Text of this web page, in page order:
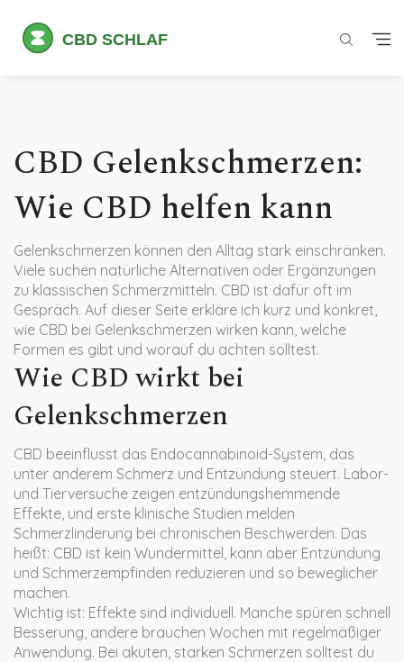
CBD Gelenkschmerzen:
Wie CBD helfen kann
Gelenkschmerzen können den Alltag stark einschränken.
Viele suchen natürliche Alternativen oder Ergänzungen
zu klassischen Schmerzmitteln. CBD ist dafür oft im
Gespräch. Auf dieser Seite erkläre ich kurz und konkret,
wie CBD bei Gelenkschmerzen wirken kann, welche
Formen es gibt und worauf du achten solltest.
Wie CBD wirkt bei
Gelenkschmerzen
CBD beeinflusst das Endocannabinoid-System, das
unter anderem Schmerz und Entzündung steuert. Labor-
und Tierversuche zeigen entzündungshemmende
Effekte, und erste klinische Studien melden
Schmerzlinderung bei chronischen Beschwerden. Das
heißt: CBD ist kein Wundermittel, kann aber Entzündung
und Schmerzempfinden reduzieren und so beweglicher
machen.
Wichtig ist: Effekte sind individuell. Manche spüren schnell
Besserung, andere brauchen Wochen mit regelmäßiger
Anwendung. Bei akuten, starken Schmerzen solltest du